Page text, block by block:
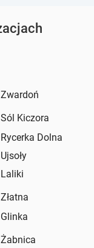
Kiczora
Dolna